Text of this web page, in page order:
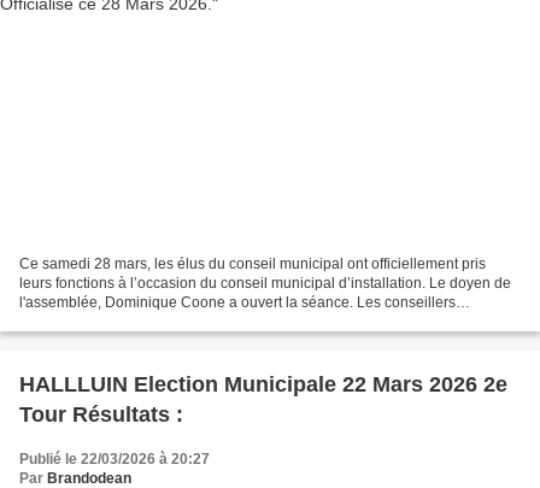
Ce samedi 28 mars, les élus du conseil municipal ont officiellement pris
leurs fonctions à l’occasion du conseil municipal d’installation. Le doyen de
l'assemblée, Dominique Coone a ouvert la séance. Les conseillers
HALLLUIN Election Municipale 22 Mars 2026 2e
Tour Résultats :
Publié le 22/03/2026 à 20:27
Par Brandodean